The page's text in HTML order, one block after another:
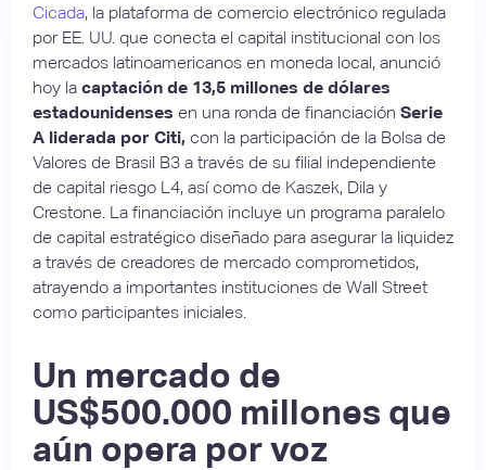
Cicada, la plataforma de comercio electrónico regulada
por EE. UU. que conecta el capital institucional con los
mercados latinoamericanos en moneda local, anunció
hoy la captación de 13,5 millones de dólares
estadounidenses en una ronda de financiación Serie
A liderada por Citi, con la participación de la Bolsa de
Valores de Brasil B3 a través de su filial independiente
de capital riesgo L4, así como de Kaszek, Dila y
Crestone. La financiación incluye un programa paralelo
de capital estratégico diseñado para asegurar la liquidez
a través de creadores de mercado comprometidos,
atrayendo a importantes instituciones de Wall Street
como participantes iniciales.
Un mercado de
US$500.000 millones que
aún opera por voz